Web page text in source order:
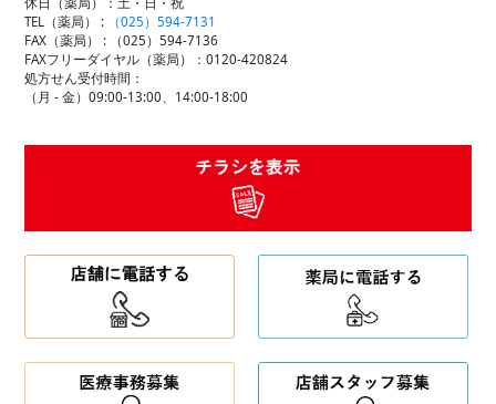
TEL（薬局） :
（025）594-7131
FAX（薬局） :
（025）594-7136
FAXフリーダイヤル（薬局）：0120-420824
処方せん受付時間：
（月 - 金）09:00-13:00、14:00-18:00